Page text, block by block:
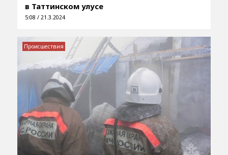
в Таттинском улусе
5:08 / 21.3.2024
Происшествия